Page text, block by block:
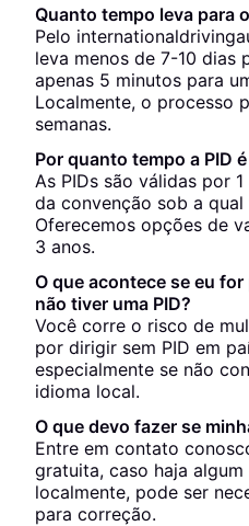
Quanto tempo leva para
Pelo
leva menos de 7-10 dias
apenas 5 minutos para
Localmente, o processo
semanas.
Por quanto tempo a PID
As PIDs são válidas por
da convenção sob a
Oferecemos opções de
3 anos.
O que acontece se eu
não tiver uma PID?
Você corre o risco de
por dirigir sem PID em
especialmente se não
idioma local.
O que devo fazer se
Entre em contato
gratuita, caso haja
localmente, pode ser
para correção.